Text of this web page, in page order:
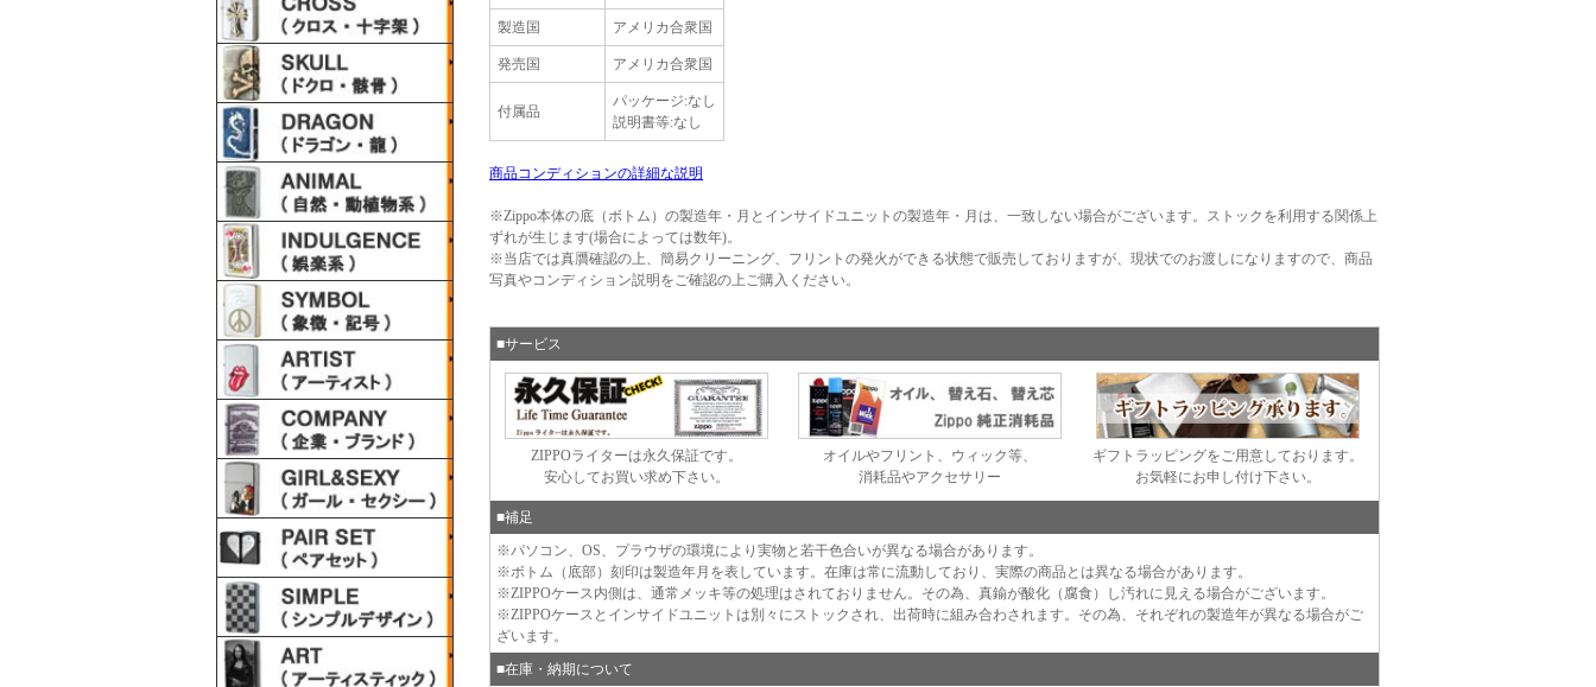
製造国 アメリカ合衆国
発売国 アメリカ合衆国
付属品
パッケージ:なし
説明書等:なし
商品コンディションの詳細な説明
※Zippo本体の底（ボトム）の製造年・月とインサイドユニットの製造年・月は、一致しない場合がございます。ストックを利用する関係上
ずれが生じます(場合によっては数年)。
※当店では真贋確認の上、簡易クリーニング、フリントの発火ができる状態で販売しておりますが、現状でのお渡しになりますので、商品
写真やコンディション説明をご確認の上ご購入ください。
■サービス
ZIPPOライターは永久保証です。
安心してお買い求め下さい。
オイルやフリント、ウィック等、
消耗品やアクセサリー
ギフトラッピングをご用意しております。
お気軽にお申し付け下さい。
■補足
※パソコン、OS、プラウザの環境により実物と若干色合いが異なる場合があります。
※ボトム（底部）刻印は製造年月を表しています。在庫は常に流動しており、実際の商品とは異なる場合があります。
※ZIPPOケース内側は、通常メッキ等の処理はされておりません。その為、真鍮が酸化（腐食）し汚れに見える場合がございます。
※ZIPPOケースとインサイドユニットは別々にストックされ、出荷時に組み合わされます。その為、それぞれの製造年が異なる場合がご
ざいます。
■在庫・納期について